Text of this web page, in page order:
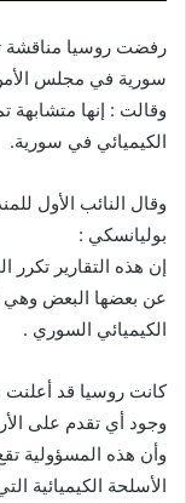
رفضت روسيا مناقشة
سورية في مجلس
وقالت : إنها متشابهة
الكيميائي في سورية.
وقال النائب الأول
بوليانسكي :
إن هذه التقارير تكرر
عن بعضها البعض وهي
الكيميائي السوري .
كانت روسيا قد
وجود أي تقدم على
وأن هذه المسؤولية
الأسلحة الكيميائية